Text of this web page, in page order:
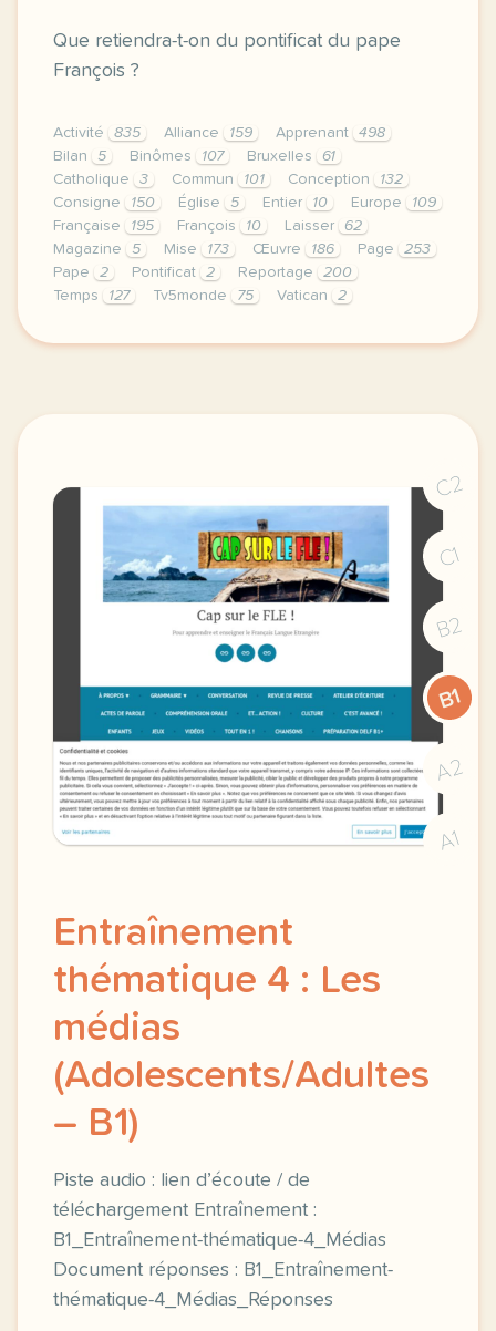
Que retiendra-t-on du pontificat du pape
François ?
Activité 835 Alliance 159 Apprenant
498
Bilan
5 Binômes 107 Bruxelles
61
Catholique
3 Commun 101 Conception
132
Consigne
150 Église 5 Entier 10 Europe
109
Française
195 François 10 Laisser
62
Magazine
5 Mise 173 Œuvre 186 Page
253
Pape
2 Pontificat 2 Reportage
200
Temps
127 Tv5monde 75 Vatican 2
le respect de votre vie privee est une priorite
C2
C1
B2
B1
A2
A1
Entraînement
thématique 4 : Les
médias
(Adolescents/Adultes
– B1)
Piste audio : lien d’écoute / de
téléchargement Entraînement :
B1_Entraînement-thématique-4_Médias
Document réponses : B1_Entraînement-
thématique-4_Médias_Réponses